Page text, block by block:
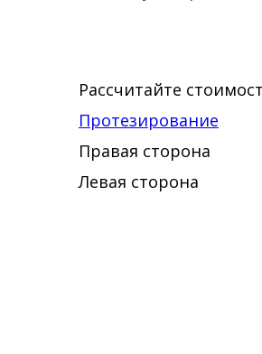
Рассчитайте
Протезирование
Правая сторона
Левая сторона